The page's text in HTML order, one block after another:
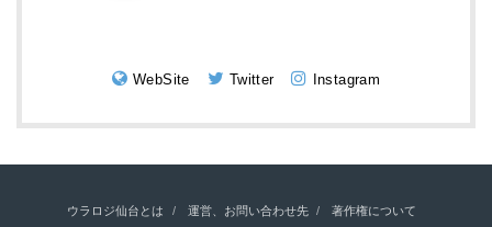
WebSite Twitter Instagram
ウラロジ仙台とは 運営、お問い合わせ先 著作権について